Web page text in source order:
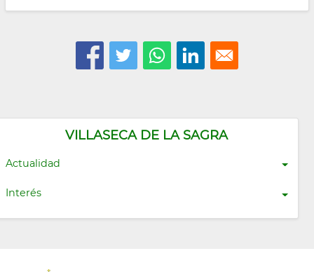
VILLASECA DE LA SAGRA
Actualidad
Interés